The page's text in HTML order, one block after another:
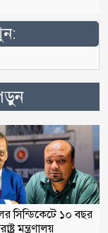
সিন্ডিকেটে ১০ বছর
মন্ত্রণালয়